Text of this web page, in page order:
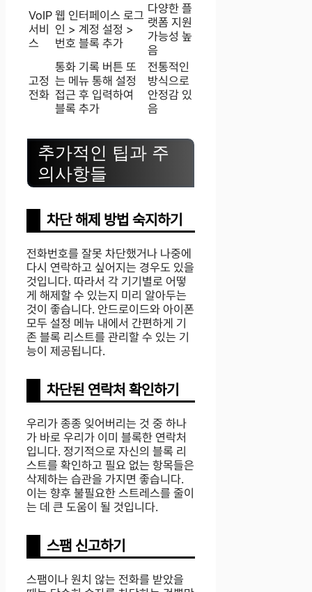
VoIP
서비
스
웹 인터페이스 로그
인 > 계정 설정 >
번호 블록 추가
다양한 플
랫폼 지원
가능성 높
음
고정
전화
통화 기록 버튼 또
는 메뉴 통해 설정
접근 후 입력하여
블록 추가
전통적인
방식으로
안정감 있
음
추가적인 팁과 주
의사항들
차단 해제 방법 숙지하기
전화번호를 잘못 차단했거나 나중에
다시 연락하고 싶어지는 경우도 있을
것입니다. 따라서 각 기기별로 어떻
게 해제할 수 있는지 미리 알아두는
것이 좋습니다. 안드로이드와 아이폰
모두 설정 메뉴 내에서 간편하게 기
존 블록 리스트를 관리할 수 있는 기
능이 제공됩니다.
차단된 연락처 확인하기
우리가 종종 잊어버리는 것 중 하나
가 바로 우리가 이미 블록한 연락처
입니다. 정기적으로 자신의 블록 리
스트를 확인하고 필요 없는 항목들은
삭제하는 습관을 가지면 좋습니다.
이는 향후 불필요한 스트레스를 줄이
는 데 큰 도움이 될 것입니다.
스팸 신고하기
스팸이나 원치 않는 전화를 받았을